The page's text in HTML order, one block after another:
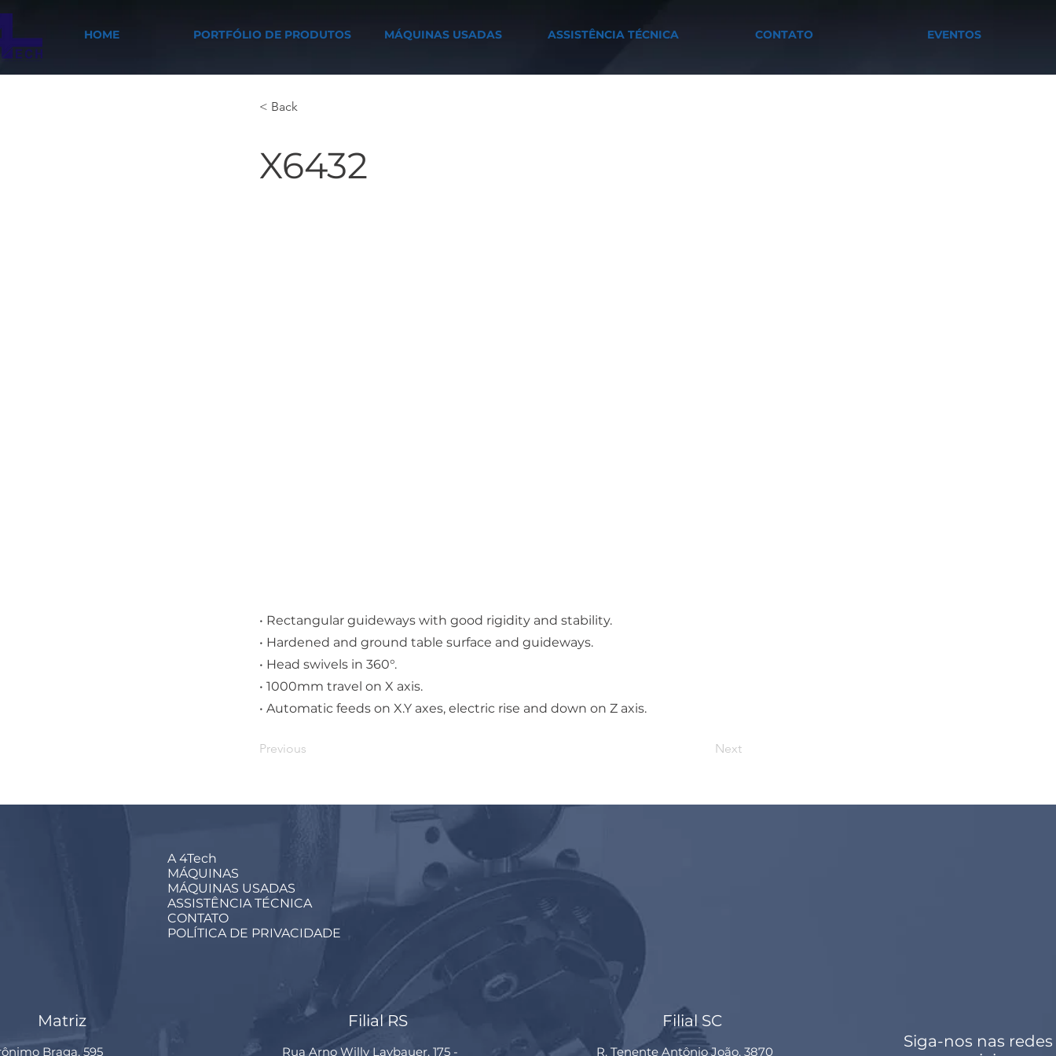
HOME PORTFÓLIO DE PRODUTOS MÁQUINAS USADAS ASSISTÊNCIA TÉCNICA CONTATO EVENTOS
< Back
X6432
• Rectangular guideways with good rigidity and stability.
• Hardened and ground table surface and guideways.
• Head swivels in 360°.
• 1000mm travel on X axis.
• Automatic feeds on X.Y axes, electric rise and down on Z axis.
Previous Next
A 4Tech
MÁQUINAS
MÁQUINAS USADAS
ASSISTÊNCIA TÉCNICA
CONTATO
POLÍTICA DE PRIVACIDADE
Matriz
Braga, 595
Filial RS
Rua Arno Willy Laybauer, 175 -
Filial SC
R. Tenente Antônio João, 3870
Siga-nos nas redes